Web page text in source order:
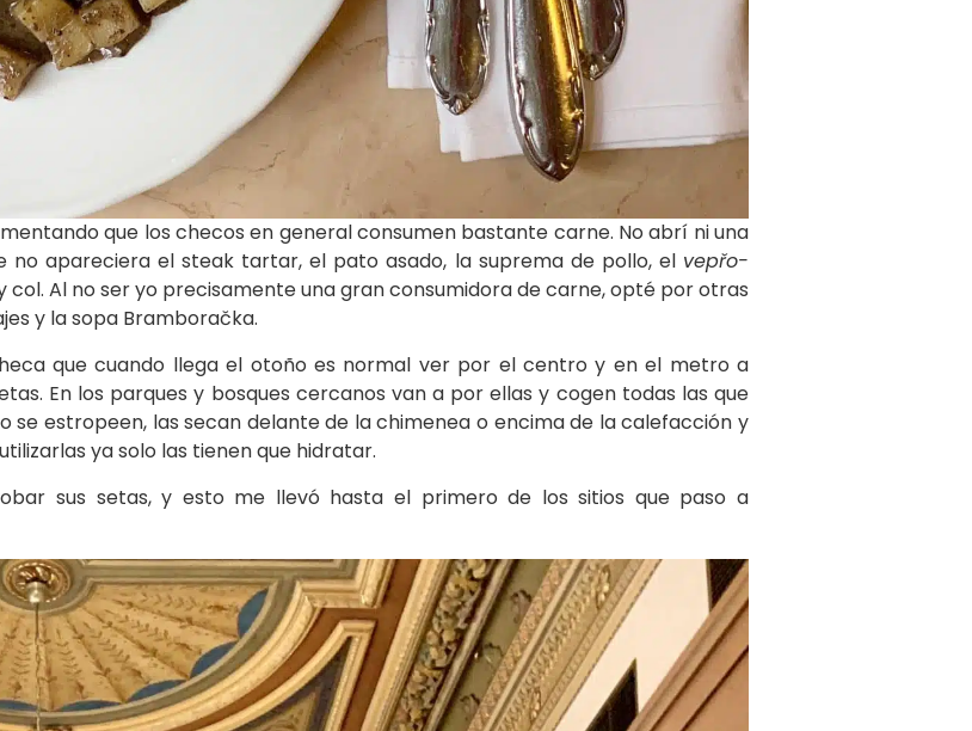
que los checos en general consumen bastante carne. No abrí ni una
apareciera el steak tartar, el pato asado, la suprema de pollo, el vepřo-
col. Al no ser yo precisamente una gran consumidora de carne, opté por otras
y la sopa Bramboračka.
que cuando llega el otoño es normal ver por el centro y en el metro a
En los parques y bosques cercanos van a por ellas y cogen todas las que
se estropeen, las secan delante de la chimenea o encima de la calefacción y
ya solo las tienen que hidratar.
sus setas, y esto me llevó hasta el primero de los sitios que paso a